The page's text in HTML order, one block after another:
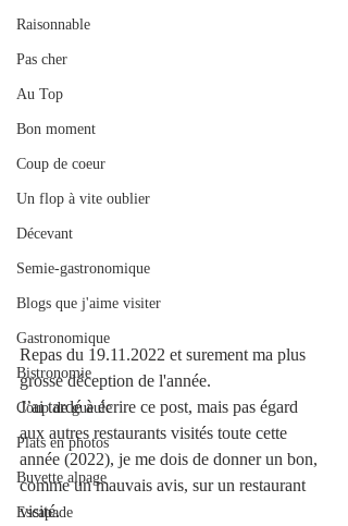
Raisonnable
Pas cher
Au Top
Bon moment
Coup de coeur
Un flop à vite oublier
Décevant
Semie-gastronomique
Blogs que j'aime visiter
Gastronomique
Bistronomie
Coup de gueule
Plats en photos
Buvette alpage
Escapade
Repas du 19.11.2022 et surement ma plus
grosse déception de l'année.
J’ai tardé à écrire ce post, mais pas égard
aux autres restaurants visités toute cette
année (2022), je me dois de donner un bon,
comme un mauvais avis, sur un restaurant
visité.